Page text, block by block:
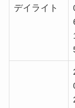
デイライト